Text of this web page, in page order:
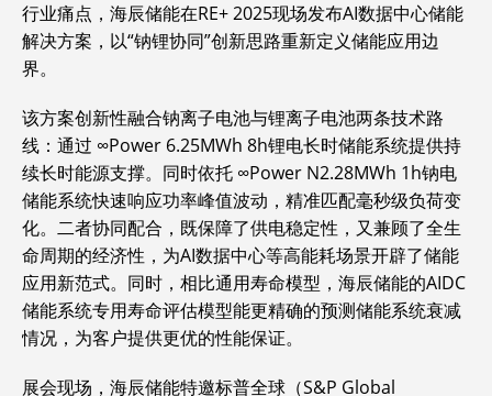
行业痛点，海辰储能在RE+ 2025现场发布AI数据中心储能
解决方案，以“钠锂协同”创新思路重新定义储能应用边
界。
该方案创新性融合钠离子电池与锂离子电池两条技术路
线：通过 ∞Power 6.25MWh 8h锂电长时储能系统提供持
续长时能源支撑。同时依托 ∞Power N2.28MWh 1h钠电
储能系统快速响应功率峰值波动，精准匹配毫秒级负荷变
化。二者协同配合，既保障了供电稳定性，又兼顾了全生
命周期的经济性，为AI数据中心等高能耗场景开辟了储能
应用新范式。同时，相比通用寿命模型，海辰储能的AIDC
储能系统专用寿命评估模型能更精确的预测储能系统衰减
情况，为客户提供更优的性能保证。
展会现场，海辰储能特邀标普全球（S&P Global